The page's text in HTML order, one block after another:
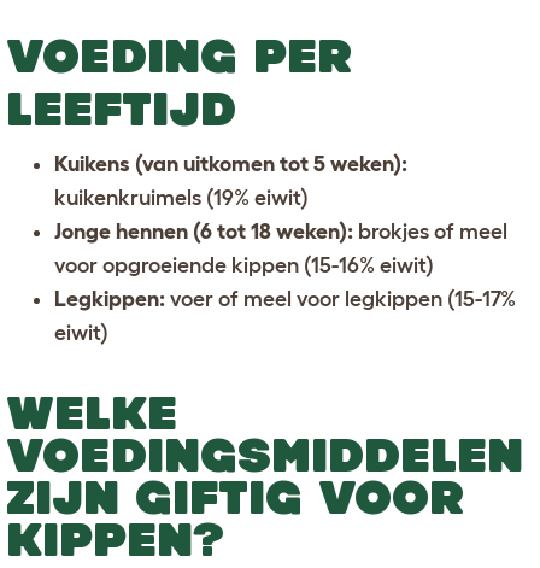
VOEDING PER
LEEFTIJD
Kuikens (van uitkomen tot 5 weken):
kuikenkruimels (19% eiwit)
Jonge hennen (6 tot 18 weken): brokjes of meel
voor opgroeiende kippen (15-16% eiwit)
Legkippen: voer of meel voor legkippen (15-17%
eiwit)
WELKE
VOEDINGSMIDDELEN
ZIJN GIFTIG VOOR
KIPPEN?